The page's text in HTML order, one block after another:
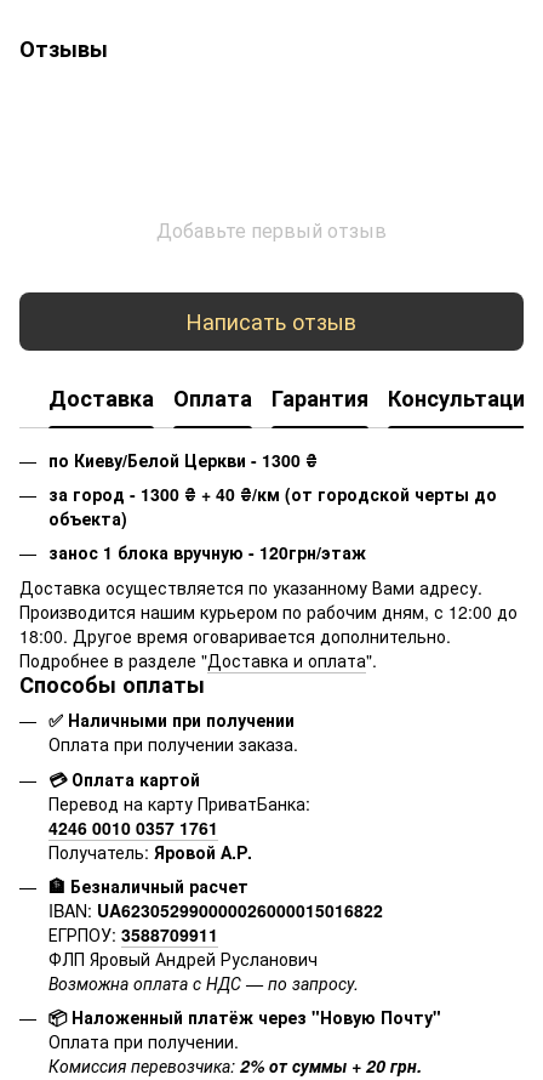
Отзывы
Добавьте первый отзыв
Написать отзыв
Доставка Оплата Гарантия Консультация
по Киеву/Белой Церкви - 1300 ₴
за город - 1300 ₴ + 40 ₴/км (от городской черты до
объекта)
занос 1 блока вручную - 120грн/этаж
Доставка осуществляется по указанному Вами адресу.
Производится нашим курьером по рабочим дням, с 12:00 до
18:00. Другое время оговаривается дополнительно.
Подробнее в разделе "Доставка и оплата".
Способы оплаты
✅ Наличными при получении
Оплата при получении заказа.
💳 Оплата картой
Перевод на карту ПриватБанка:
4246 0010 0357 1761
Получатель: Яровой А.Р.
🏦 Безналичный расчет
IBAN: UA623052990000026000015016822
ЕГРПОУ: 3588709911
ФЛП Яровый Андрей Русланович
Возможна оплата с НДС — по запросу.
📦 Наложенный платёж через "Новую Почту"
Оплата при получении.
Комиссия перевозчика: 2% от суммы + 20 грн.